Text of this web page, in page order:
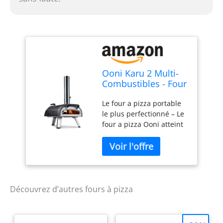
Ooni Karu 2 Multi-
Combustibles - Four
Bois/Gaz/Charbon –
Four a pizza gaz
compatible -
Portable extérieur –
Cuisson
authentique à la
pierre – Jusqu’à
Le four a pizza portable
le plus perfectionné – Le
four a pizza Ooni atteint
pizzas authentiques en
seulement 60 secondes,
idéal pour une pizzeria
gaz, bois ou charbon –
Saveur authentique au
Découvrez d’autres fours à pizza